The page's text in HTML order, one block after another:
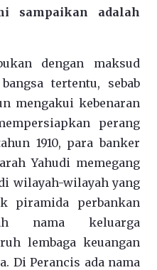
sampaikan adalah
dengan maksud
tertentu, sebab
mengakui kebenaran
perang
1910, para banker
Yahudi memegang
wilayah-wilayah yang
piramida perbankan
nama keluarga
lembaga keuangan
Di Perancis ada nama